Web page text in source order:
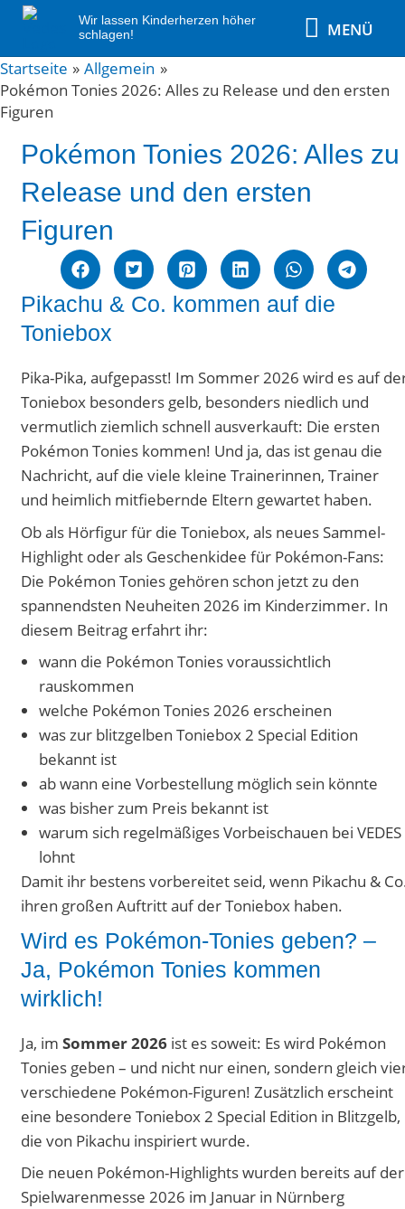
Zum
springen
Wir lassen Kinderherzen höher
schlagen!
MENÜ
MENÜ
Startseite
Allgemein
Pokémon Tonies 2026: Alles zu Release und den ersten
Figuren
Pokémon Tonies 2026: Alles zu
Release und den ersten
Figuren
Pikachu & Co. kommen auf die
Toniebox
Pika-Pika, aufgepasst! Im Sommer 2026 wird es auf
Toniebox besonders gelb, besonders niedlich und
vermutlich ziemlich schnell ausverkauft: Die ersten
Pokémon Tonies kommen! Und ja, das ist genau die
Nachricht, auf die viele kleine Trainerinnen, Trainer
und heimlich mitfiebernde Eltern gewartet haben.
Ob als Hörfigur für die Toniebox, als neues Sammel-
Highlight oder als Geschenkidee für Pokémon-Fans:
Die Pokémon Tonies gehören schon jetzt zu den
spannendsten Neuheiten 2026 im Kinderzimmer. In
diesem Beitrag erfahrt ihr:
wann die Pokémon Tonies voraussichtlich
rauskommen
welche Pokémon Tonies 2026 erscheinen
was zur blitzgelben Toniebox 2 Special Edition
bekannt ist
ab wann eine Vorbestellung möglich sein könnte
was bisher zum Preis bekannt ist
warum sich regelmäßiges Vorbeischauen bei VEDES
lohnt
Damit ihr bestens vorbereitet seid, wenn Pikachu &
ihren großen Auftritt auf der Toniebox haben.
Wird es Pokémon-Tonies geben? –
Ja, Pokémon Tonies kommen
wirklich!
Ja, im Sommer 2026ist es soweit: Es wird Pokémon
Tonies geben – und nicht nur einen, sondern gleich
verschiedene Pokémon-Figuren! Zusätzlich erscheint
eine besondere Toniebox 2 Special Edition in Blitzgelb,
die von Pikachu inspiriert wurde.
Die neuen Pokémon-Highlights wurden bereits auf der
Spielwarenmesse 2026 im Januar in Nürnberg
Post
navigation